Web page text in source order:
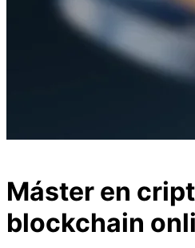
Máster en
blockchain